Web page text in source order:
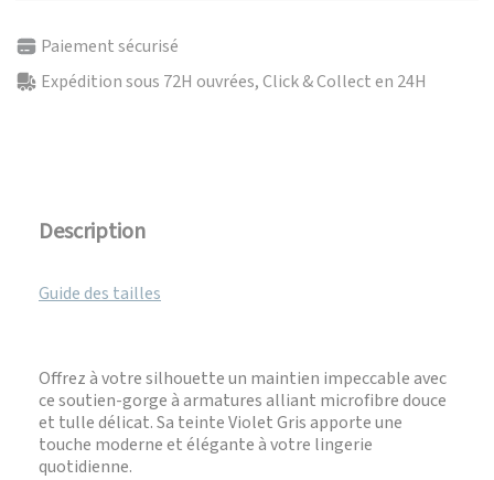
Paiement sécurisé
Expédition sous 72H ouvrées, Click & Collect en 24H
Description
Guide des tailles
Offrez à votre silhouette un maintien impeccable avec
ce soutien-gorge à armatures alliant microfibre douce
et tulle délicat. Sa teinte Violet Gris apporte une
touche moderne et élégante à votre lingerie
quotidienne.